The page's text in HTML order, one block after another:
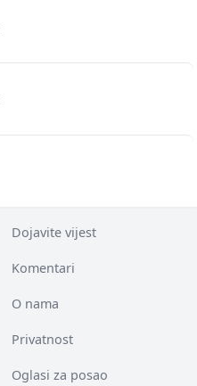
Dojavite vijest
Komentari
O nama
Privatnost
Oglasi za posao